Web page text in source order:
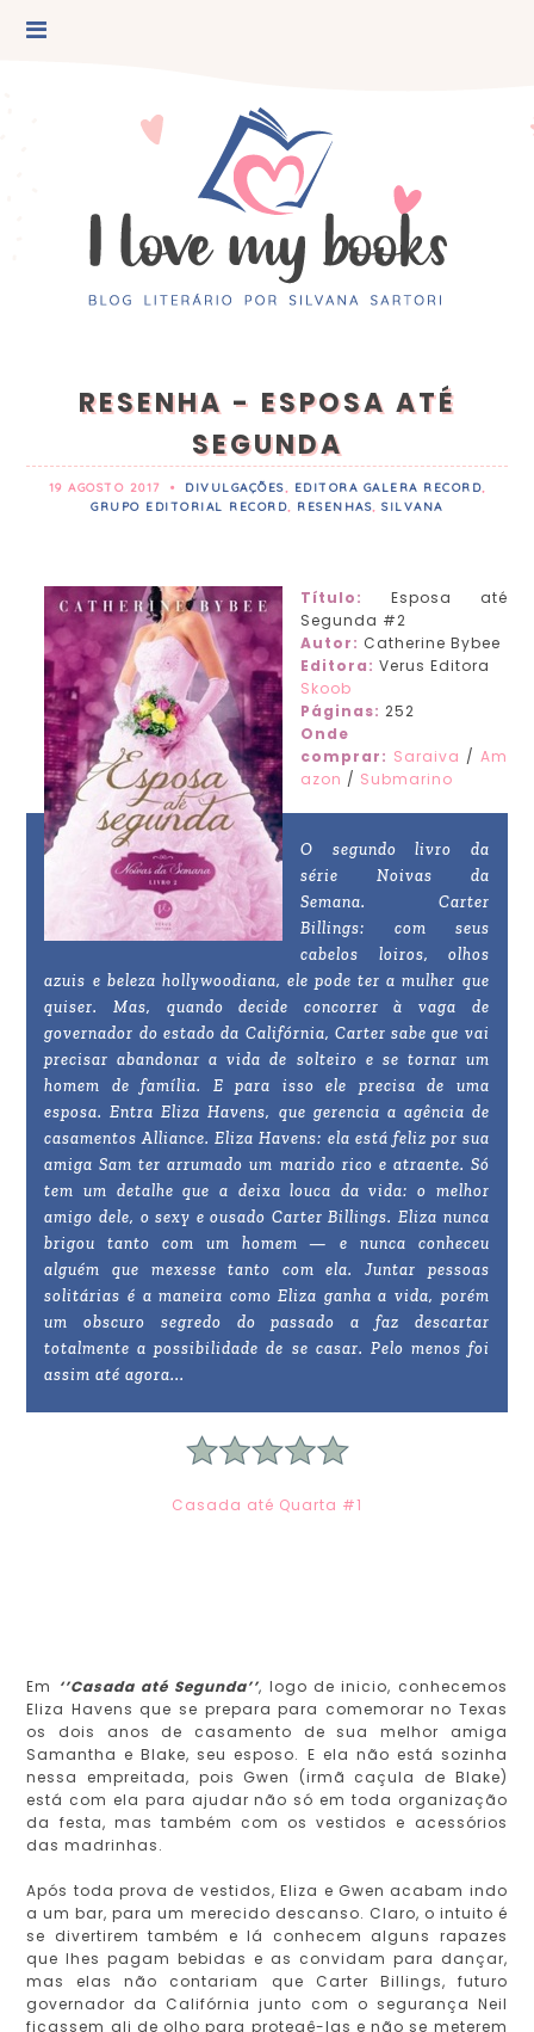
RESENHA - ESPOSA ATÉ
SEGUNDA
19 AGOSTO 2017 • DIVULGAÇÕES, EDITORA GALERA RECORD,
GRUPO EDITORIAL RECORD, RESENHAS, SILVANA
Título:
Esposa até
Segunda #2
Autor: Catherine Bybee
Editora: Verus Editora
Skoob
Páginas: 252
Onde
comprar: Saraiva / Am
azon / Submarino
O segundo livro da
série Noivas da
Semana. Carter
Billings: com seus
cabelos loiros, olhos
azuis e beleza hollywoodiana, ele pode ter a mulher que
quiser. Mas, quando decide concorrer à vaga de
governador do estado da Califórnia, Carter sabe que vai
precisar abandonar a vida de solteiro e se tornar um
homem de família. E para isso ele precisa de uma
esposa. Entra Eliza Havens, que gerencia a agência de
casamentos Alliance. Eliza Havens: ela está feliz por sua
amiga Sam ter arrumado um marido rico e atraente. Só
tem um detalhe que a deixa louca da vida: o melhor
amigo dele, o sexy e ousado Carter Billings. Eliza nunca
brigou tanto com um homem — e nunca conheceu
alguém que mexesse tanto com ela. Juntar pessoas
solitárias é a maneira como Eliza ganha a vida, porém
um obscuro segredo do passado a faz descartar
totalmente a possibilidade de se casar. Pelo menos foi
assim até agora...
Casada até Quarta #1
Em ‘’Casada até Segunda’’, logo de inicio, conhecemos
Eliza Havens que se prepara para comemorar no Texas
os dois anos de casamento de sua melhor amiga
Samantha e Blake, seu esposo. E ela não está sozinha
nessa empreitada, pois Gwen (irmã caçula de Blake)
está com ela para ajudar não só em toda organização
da festa, mas também com os vestidos e acessórios
das madrinhas.
Após toda prova de vestidos, Eliza e Gwen acabam indo
a um bar, para um merecido descanso. Claro, o intuito é
se divertirem também e lá conhecem alguns rapazes
que lhes pagam bebidas e as convidam para dançar,
mas elas não contariam que Carter Billings, futuro
governador da Califórnia junto com o segurança Neil
ficassem ali de olho para protegê-las e não se meterem